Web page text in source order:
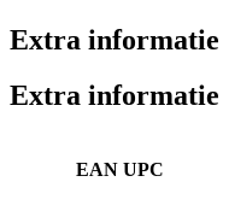
Extra informatie
Extra informatie
EAN UPC